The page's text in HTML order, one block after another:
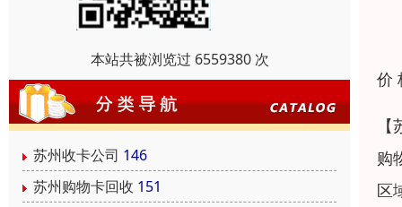
本站共被浏览过 6559380 次
苏州收卡公司 146
苏州购物卡回收 151
价
购
区